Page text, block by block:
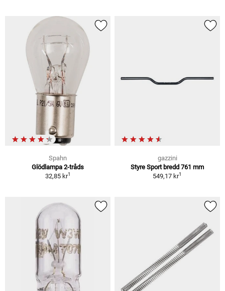
Spahn
Glödlampa 2-tråds
32,85 kr1
gazzini
Styre Sport bredd 761 mm
549,17 kr1